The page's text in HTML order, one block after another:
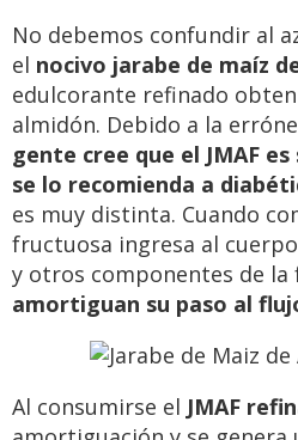
No debemos confundir al
el nocivo jarabe de maíz
edulcorante refinado
almidón. Debido a la
gente cree que el JMAF es
se lo recomienda a
es muy distinta. Cuando
fructuosa ingresa al
y otros componentes de la
amortiguan su paso al
Al consumirse el JMAF